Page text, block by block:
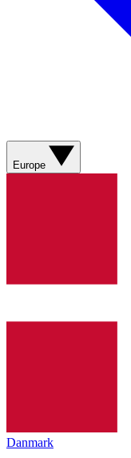
Europe
Danmark